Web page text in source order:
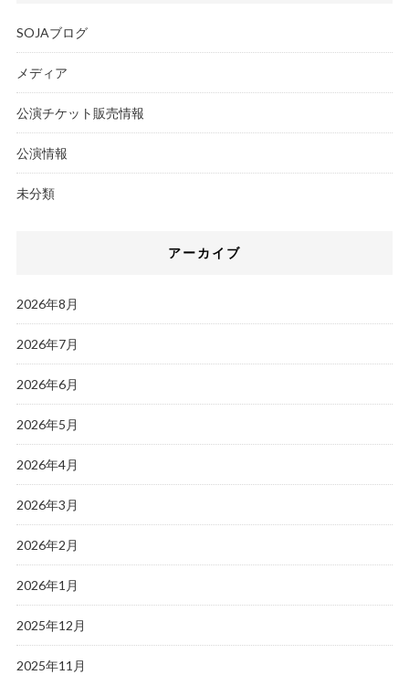
SOJAブログ
メディア
公演チケット販売情報
公演情報
未分類
アーカイブ
2026年8月
2026年7月
2026年6月
2026年5月
2026年4月
2026年3月
2026年2月
2026年1月
2025年12月
2025年11月